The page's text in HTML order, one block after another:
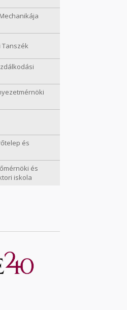
Tanszék
és
és
iskola